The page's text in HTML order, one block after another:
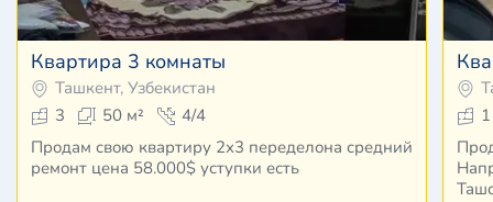
Квартира 3 комнаты
Ташкент, Узбекистан
3
50 м²
4/4
Продам свою квартиру 2х3 переделона средний
ремонт цена 58.000$ уступки есть
1